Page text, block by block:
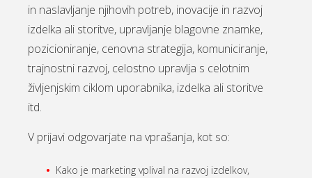
in naslavljanje njihovih potreb, inovacije in razvoj
izdelka ali storitve, upravljanje blagovne znamke,
pozicioniranje, cenovna strategija, komuniciranje,
trajnostni razvoj, celostno upravlja s celotnim
življenjskim ciklom uporabnika, izdelka ali storitve
itd.
V prijavi odgovarjate na vprašanja, kot so:
Kako je marketing vplival na razvoj izdelkov,